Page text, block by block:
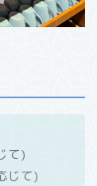
て)
じて)